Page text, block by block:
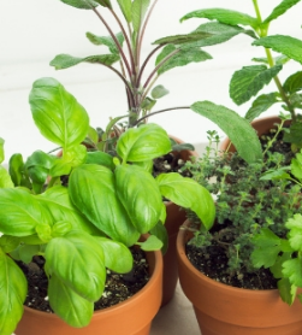
JARDINERÍA